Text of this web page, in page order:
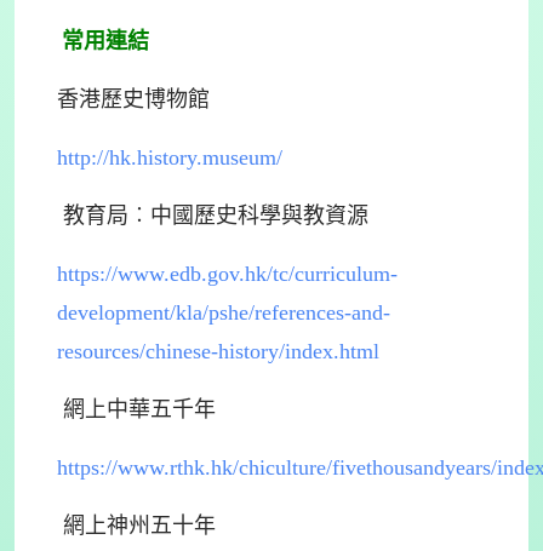
常用連結
香港歷史博物館
http://hk.history.museum/
教育局︰中國歷史科學與教資源
https://www.edb.gov.hk/tc/curriculum-
development/kla/pshe/references-and-
resources/chinese-history/index.html
網上中華五千年
https://www.rthk.hk/chiculture/fivethousandyears/
網上神州五十年